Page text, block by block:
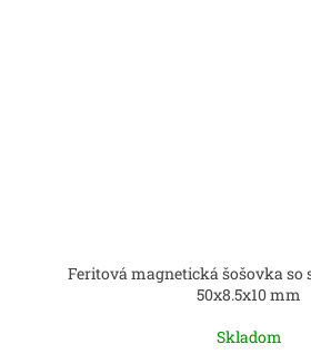
Feritová magnetická šošovka so
50x8.5x10 mm
Skladom